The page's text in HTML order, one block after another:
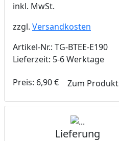
inkl. MwSt.
zzgl. Versandkosten
Artikel-Nr.: TG-BTEE-E190
Lieferzeit: 5-6 Werktage
Preis: 6,90€ Zum Produkt
Lieferung